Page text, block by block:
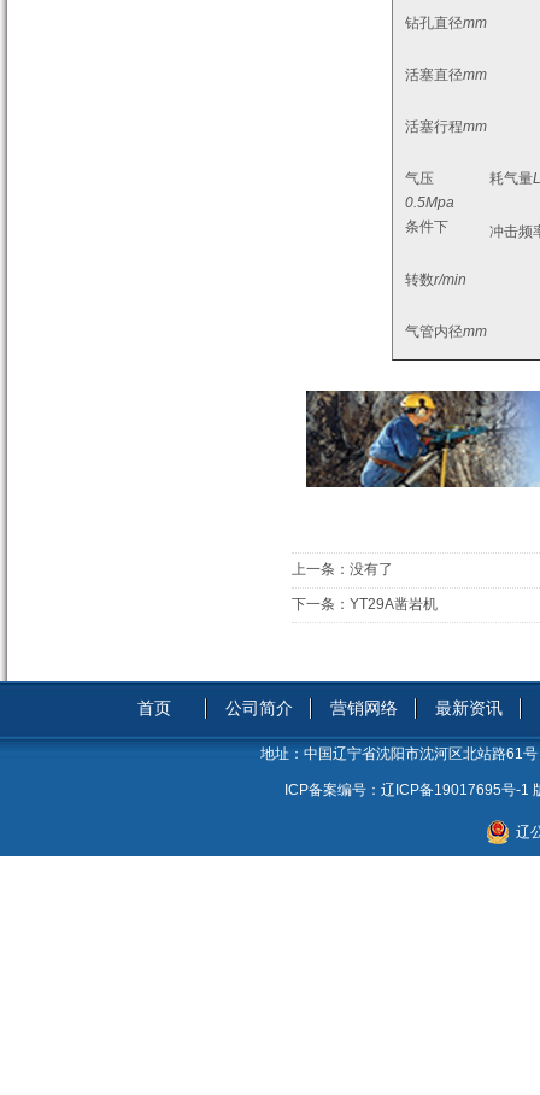
钻孔直径mm
活塞直径mm
活塞行程mm
气压
0.5Mpa
条件下
耗气量
冲击频
转数r/min
气管内径mm
上一条： 没有了
下一条： YT29A凿岩机
首页 公司简介 营销网络 最新资讯
地址： 中国辽宁省沈阳市沈河区北站路61号
ICP备案编号： 辽ICP备19017695号-1
辽